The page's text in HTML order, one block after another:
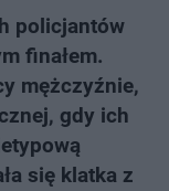
policjantów
finałem.
mężczyźnie,
gdy ich
się klatka z